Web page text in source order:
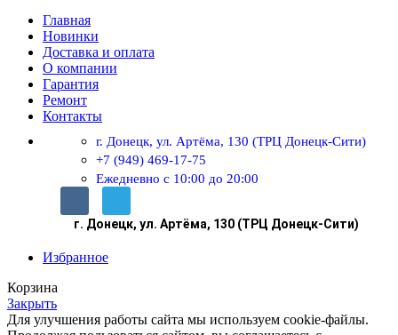
Главная
Новинки
Доставка и оплата
О компании
Гарантия
Ремонт
Контакты
г. Донецк, ул. Артёма, 130 (ТРЦ Донецк-Сити)
+7 (949) 469-17-75
Ежедневно с 10:00 до 20:00
г. Донецк, ул. Артёма, 130 (ТРЦ Донецк-Сити)
Избранное
Корзина
Закрыть
Для улучшения работы сайта мы используем cookie-файлы.